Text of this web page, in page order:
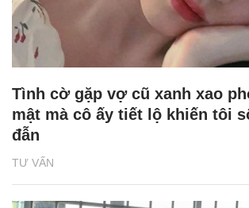
TƯ VẤN
Tình cờ gặp vợ cũ xanh xao
mật mà cô ấy tiết lộ khiến tôi
đẫn